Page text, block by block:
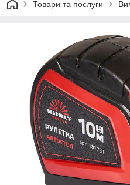
Товари та послуги